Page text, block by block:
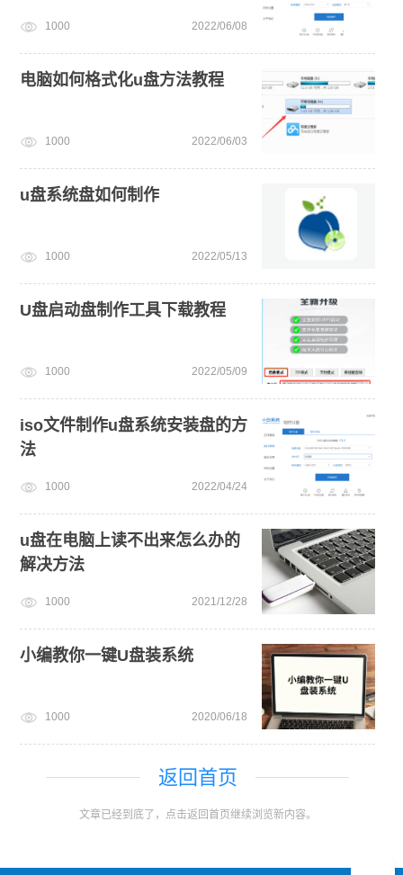
win10升级win11 电脑无法开机重装系统
1000 2022/06/08
电脑如何格式化u盘方法教程
1000 2022/06/03
u盘系统盘如何制作
1000 2022/05/13
U盘启动盘制作工具下载教程
1000 2022/05/09
iso文件制作u盘系统安装盘的方
法
1000 2022/04/24
u盘在电脑上读不出来怎么办的
解决方法
1000 2021/12/28
小编教你一键U盘装系统
1000 2020/06/18
返回首页
文章已经到底了，点击返回首页继续浏览新内容。